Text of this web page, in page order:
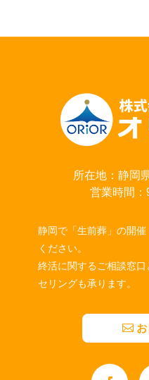
所在地：静岡
営業時間
静岡で「生前葬」の開
ください。
終活に関するご相談窓
セリングも承ります。